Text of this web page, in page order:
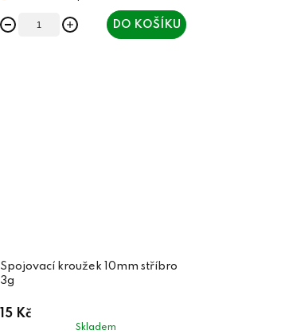
DO KOŠÍKU
Spojovací kroužek 10mm stříbro
3g
15 Kč
Skladem